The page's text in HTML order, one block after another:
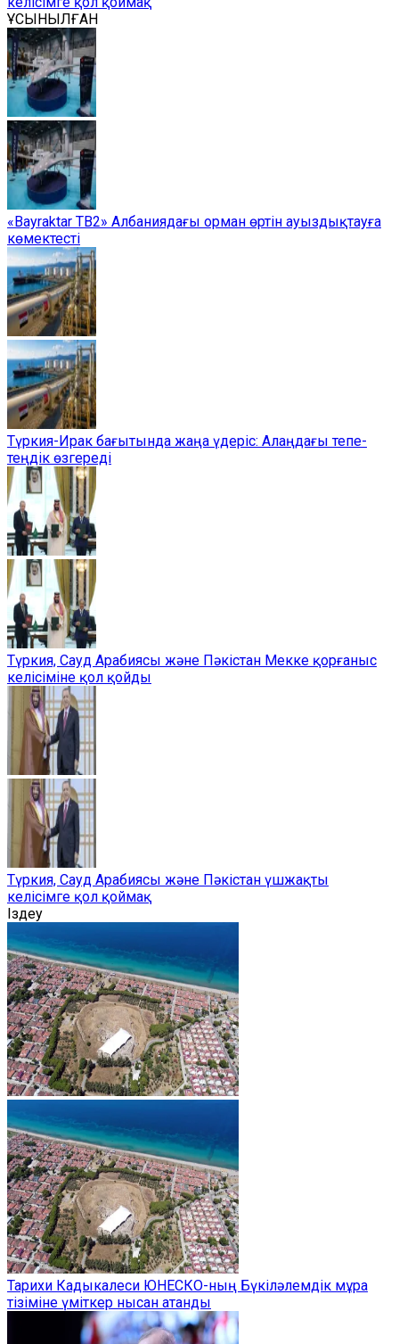
ҰСЫНЫЛҒАН
«Bayraktar TB2» Албаниядағы орман өртін ауыздықтауға
көмектесті
Түркия-Ирак бағытында жаңа үдеріс: Алаңдағы тепе-
теңдік өзгереді
Түркия, Сауд Арабиясы және Пәкістан Мекке қорғаныс
келісіміне қол қойды
Түркия, Сауд Арабиясы және Пәкістан үшжақты
келісімге қол қоймақ
Іздеу
Тарихи Кадыкалеси ЮНЕСКО-ның Бүкіләлемдік мұра
тізіміне үміткер нысан атанды